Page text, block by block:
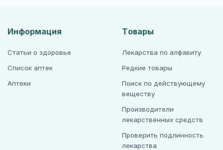
Информация
Статьи о здоровье
Список аптек
Аптеки
Товары
Лекарства по алфавиту
Редкие товары
Поиск по действующему
веществу
Производители
лекарственных средств
Проверить подлинность
лекарства